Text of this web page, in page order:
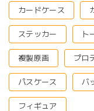
カードケース
ステッカー ト
複製原画 プロ
パスケース バ
フィギュア